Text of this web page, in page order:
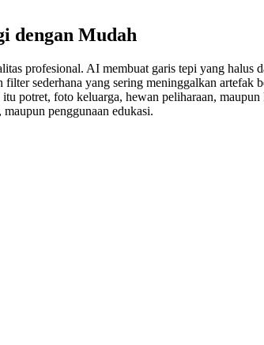
dengan Mudah
profesional. AI membuat garis tepi yang halus
sederhana yang sering meninggalkan artefak
potret, foto keluarga, hewan peliharaan,
penggunaan edukasi.